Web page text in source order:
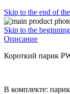
Skip to the end of
Skip to the
Описание
Короткий парик
В комплекте: парик